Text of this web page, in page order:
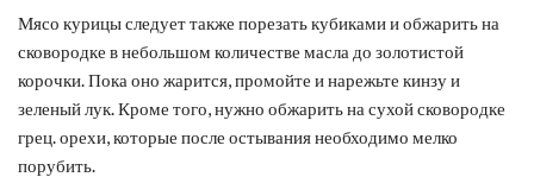
Мясо курицы следует также порезать кубиками и обжарить на
сковородке в небольшом количестве масла до золотистой
корочки. Пока оно жарится, промойте и нарежьте кинзу и
зеленый лук. Кроме того, нужно обжарить на сухой сковородке
грец. орехи, которые после остывания необходимо мелко
порубить.